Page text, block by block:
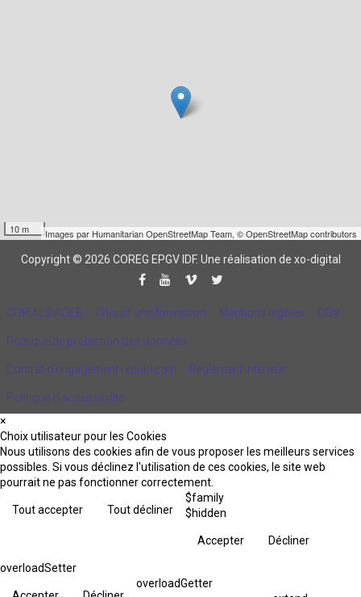
10 m Images par Humanitarian OpenStreetMap Team, © OpenStreetMap contributors
Copyright © 2026 COREG EPGV IDF. Une réalisation de xo-digital
CQP ALS AGEE Choisir une formation Mentions légales CGV
Politique de protection des données
Contrat d'engagement républicain Règlement intérieur
Politique d’accessibilité
×
Choix utilisateur pour les Cookies
Nous utilisons des cookies afin de vous proposer les meilleurs services
possibles. Si vous déclinez l'utilisation de ces cookies, le site web
pourrait ne pas fonctionner correctement.
Tout accepter Tout décliner
$family
$hidden
Accepter Décliner
overloadSetter
overloadGetter